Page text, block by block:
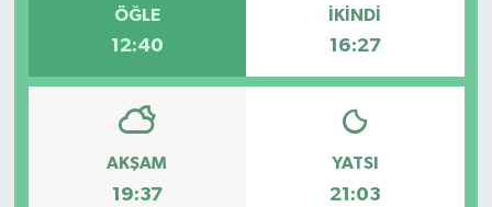
ÖĞLE
12:40
İKINDI
16:27
AKŞAM
19:37
YATSI
21:03